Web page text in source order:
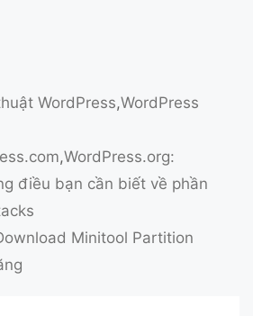
WordPress,WordPress
,WordPress.org:
điều bạn cần biết về phần
Minitool Partition